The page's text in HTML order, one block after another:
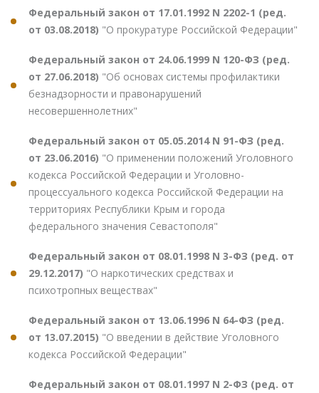
Федеральный закон от 17.01.1992 N 2202-1 (ред.
от 03.08.2018) "О прокуратуре Российской Федерации"
Федеральный закон от 24.06.1999 N 120-ФЗ (ред.
от 27.06.2018) "Об основах системы профилактики
безнадзорности и правонарушений
несовершеннолетних"
Федеральный закон от 05.05.2014 N 91-ФЗ (ред.
от 23.06.2016) "О применении положений Уголовного
кодекса Российской Федерации и Уголовно-
процессуального кодекса Российской Федерации на
территориях Республики Крым и города
федерального значения Севастополя"
Федеральный закон от 08.01.1998 N 3-ФЗ (ред. от
29.12.2017) "О наркотических средствах и
психотропных веществах"
Федеральный закон от 13.06.1996 N 64-ФЗ (ред.
от 13.07.2015) "О введении в действие Уголовного
кодекса Российской Федерации"
Федеральный закон от 08.01.1997 N 2-ФЗ (ред. от